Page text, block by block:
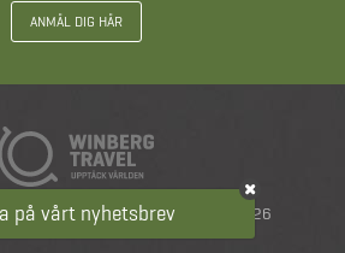
ANMÄL DIG HÄR
Integritetspolicy | copyright 2026
på vårt nyhetsbrev